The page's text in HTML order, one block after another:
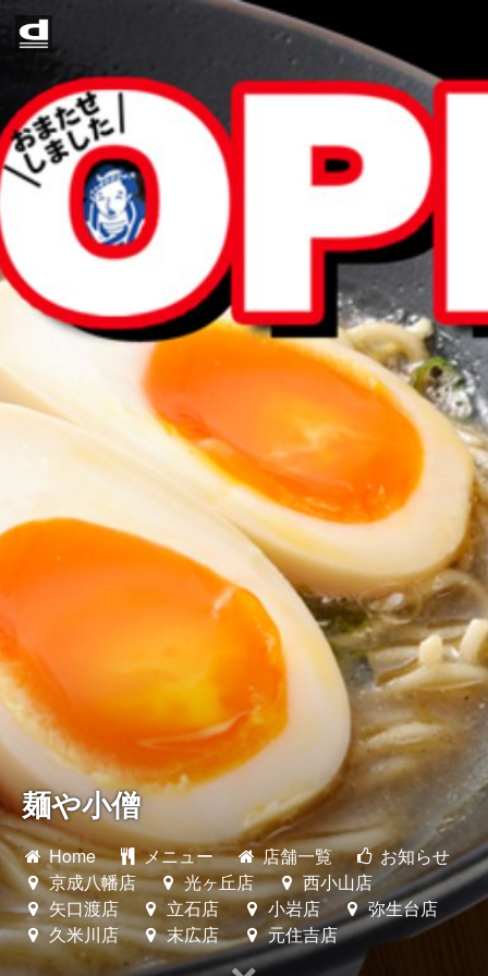
Home
メニュー
店舗一覧
お知らせ
光ヶ丘店
西小山店
矢口渡店
立石店
小岩店
久米川店
末広店
元住吉店
麺や小僧
Home メニュー 店舗一覧
お知らせ
京成八幡店
光ヶ丘店
西小山店
矢口渡店
立石店 小岩店
弥生台店
久米川店
末広店 元住吉店